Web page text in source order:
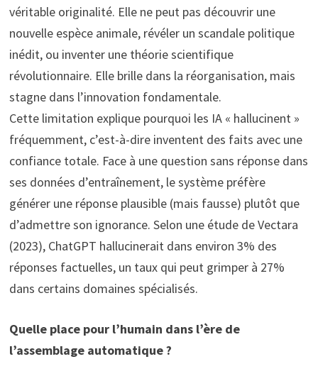
véritable originalité. Elle ne peut pas découvrir une
nouvelle espèce animale, révéler un scandale politique
inédit, ou inventer une théorie scientifique
révolutionnaire. Elle brille dans la réorganisation, mais
stagne dans l’innovation fondamentale.
Cette limitation explique pourquoi les IA « hallucinent »
fréquemment, c’est-à-dire inventent des faits avec une
confiance totale. Face à une question sans réponse dans
ses données d’entraînement, le système préfère
générer une réponse plausible (mais fausse) plutôt que
d’admettre son ignorance. Selon une étude de Vectara
(2023), ChatGPT hallucinerait dans environ 3% des
réponses factuelles, un taux qui peut grimper à 27%
dans certains domaines spécialisés.
Quelle place pour l’humain dans l’ère de
l’assemblage automatique ?